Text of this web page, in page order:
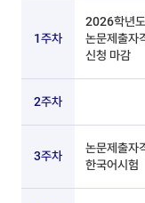
1주차
2026학년
논문제출자
신청 마감
2주차
3주차
논문제출자
한국어시험